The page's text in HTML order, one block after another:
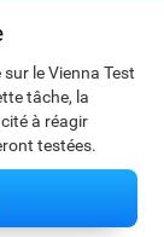
le Vienna Test
tâche, la
à réagir
testées.